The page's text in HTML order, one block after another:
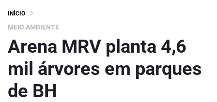
INÍCIO
MEIO AMBIENTE
Arena MRV planta 4,6
mil árvores em parques
de BH